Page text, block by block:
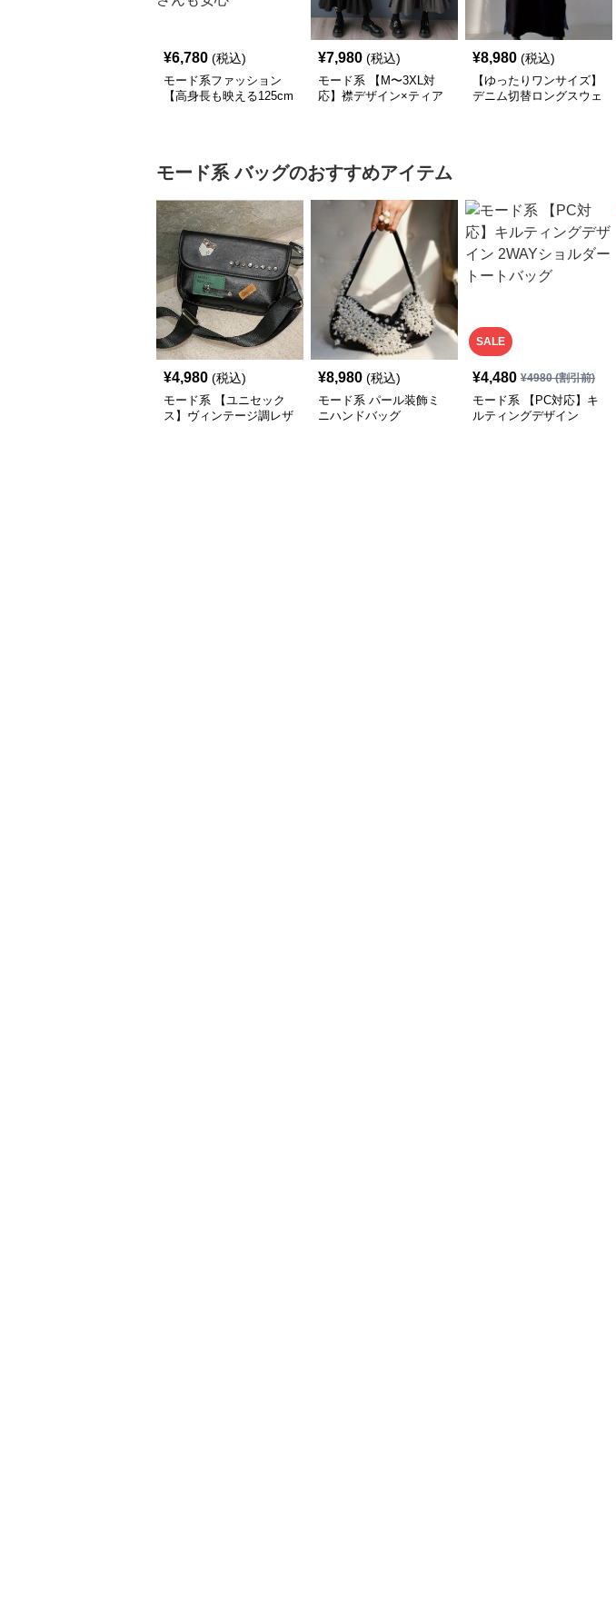
¥6,780 (税込)
モード系ファッション
【高身長も映える125cm
¥7,980 (税込)
モード系 【M〜3XL対
応】襟デザイン×ティア
¥8,980 (税込)
【ゆったりワンサイズ】
デニム切替ロングスウェ
モード系 バッグのおすすめアイテム
¥4,980 (税込)
モード系 【ユニセック
ス】ヴィンテージ調レザ
¥8,980 (税込)
モード系 パール装飾ミ
ニハンドバッグ
SALE
¥4,480 ¥4980(割引前)
モード系 【PC対応】キ
ルティングデザイン